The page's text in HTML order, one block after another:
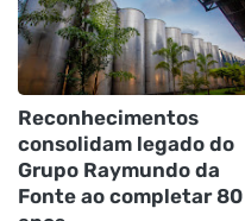
Reconhecimentos
consolidam legado do
Grupo Raymundo da
Fonte ao completar 80